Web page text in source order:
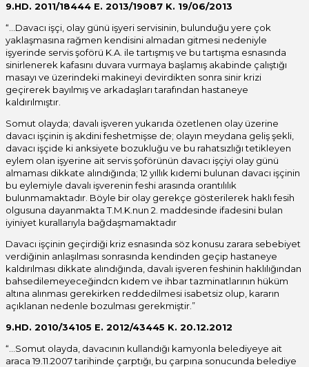
9.HD. 2011/18444 E. 2013/19087 K. 19/06/2013
“…Davacı işçi, olay günü işyeri servisinin, bulunduğu yere çok
yaklaşmasına rağmen kendisini almadan gitmesi nedeniyle
işyerinde servis şoförü K.A. ile tartışmış ve bu tartışma esnasında
sinirlenerek kafasını duvara vurmaya başlamış akabinde çalıştığı
masayı ve üzerindeki makineyi devirdikten sonra sinir krizi
geçirerek bayılmış ve arkadaşları tarafından hastaneye
kaldırılmıştır.
Somut olayda; davalı işveren yukarıda özetlenen olay üzerine
davacı işçinin iş akdini feshetmişse de; olayın meydana geliş şekli,
davacı işçide ki anksiyete bozukluğu ve bu rahatsızlığı tetikleyen
eylem olan işyerine ait servis şoförünün davacı işçiyi olay günü
almaması dikkate alındığında; 12 yıllık kıdemi bulunan davacı işçinin
bu eylemiyle davalı işverenin feshi arasında orantılılık
bulunmamaktadır. Böyle bir olay gerekçe gösterilerek haklı fesih
olgusuna dayanmakta T.M.K.nun 2. maddesinde ifadesini bulan
iyiniyet kurallarıyla bağdaşmamaktadır
Davacı işçinin geçirdiği kriz esnasında söz konusu zarara sebebiyet
verdiğinin anlaşılması sonrasında kendinden geçip hastaneye
kaldırılması dikkate alındığında, davalı işveren feshinin haklılığından
bahsedilemeyeceğindcn kıdem ve ihbar tazminatlarının hüküm
altına alınması gerekirken reddedilmesi isabetsiz olup, kararın
açıklanan nedenle bozulması gerekmiştir.”
9.HD. 2010/34105 E. 2012/43445 K. 20.12.2012
“…Somut olayda, davacının kullandığı kamyonla belediyeye ait
araca 19.11.2007 tarihinde çarptığı, bu çarpına sonucunda belediye